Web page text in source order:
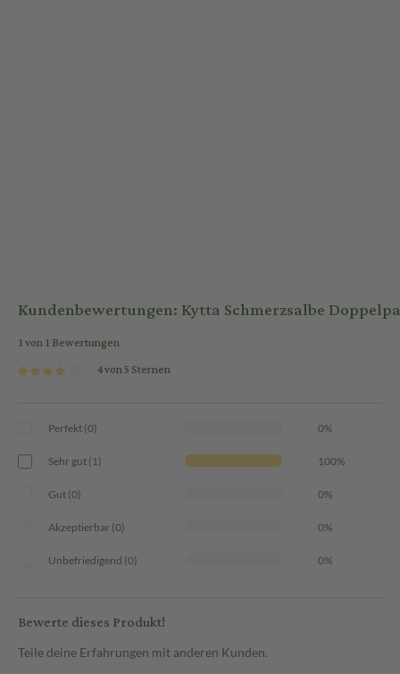
Kundenbewertungen:Kytta Schmerzsalbe
1 von 1 Bewertungen
4 von 5 Sternen
Perfekt (0) 0%
Sehr gut (1) 100%
Gut (0) 0%
Akzeptierbar (0) 0%
Unbefriedigend (0) 0%
Bewerte dieses Produkt!
Teile deine Erfahrungen mit anderen Kunden.